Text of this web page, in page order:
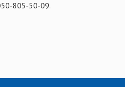
805-50-09.